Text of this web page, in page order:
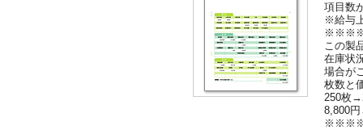
項目数
※給与
この製
在庫状
場合が
枚数と
250枚
8,800